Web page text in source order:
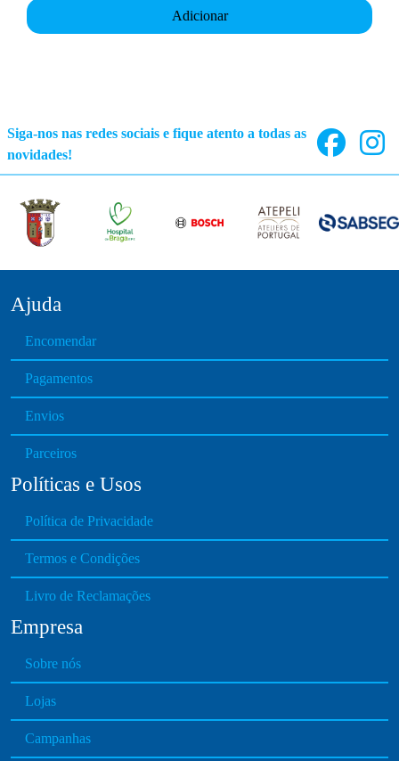
Adicionar
Siga-nos nas redes sociais e fique atento a todas as
novidades!
Ajuda
Encomendar
Pagamentos
Envios
Parceiros
Políticas e Usos
Política de Privacidade
Termos e Condições
Livro de Reclamações
Empresa
Sobre nós
Lojas
Campanhas